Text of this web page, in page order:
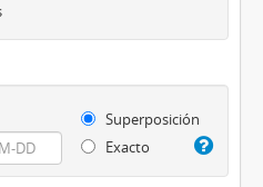
Superposición
Exacto